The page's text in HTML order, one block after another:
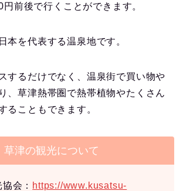
前後で行くことができます。
本を代表する温泉地です。
するだけでなく、温泉街で買い物や
、草津熱帯圏で熱帯植物やたくさん
ることもできます。
草津の観光について
会： https://www.kusatsu-